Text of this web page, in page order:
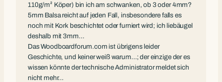
110g/m² Köper) bin ich am schwanken, ob 3 oder 4mm?
5mm Balsa reicht auf jeden Fall, insbesondere falls es
noch mit Kork beschichtet oder furniert wird; ich liebäugel
deshalb mit 3mm…
Das Woodboardforum.com ist übrigens leider
Geschichte, und keiner weiß warum…; der einzige der es
wissen könnte der technische Administrator meldet sich
nicht mehr…